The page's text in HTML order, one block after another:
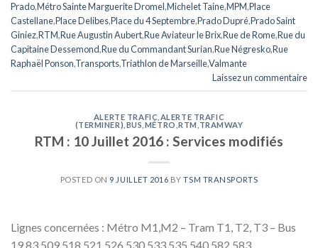
Prado,Métro Sainte Marguerite Dromel,Michelet Taine,MPM,Place
Castellane,Place Delibes,Place du 4 Septembre,Prado Dupré,Prado Saint
Giniez,RTM,Rue Augustin Aubert,Rue Aviateur le Brix,Rue de Rome,Rue du
Capitaine Dessemond,Rue du Commandant Surian,Rue Négresko,Rue
Raphaël Ponson,Transports,Triathlon de Marseille,Valmante
Laissez un commentaire
ALERTE TRAFIC ALERTE TRAFIC
(TERMINER) BUS MÉTRO ,RTM TRAMWAY
RTM : 10 Juillet 2016 : Services modifiés
POSTED ON 9 JUILLET 2016 BYTSM TRANSPORTS
Lignes concernées : Métro M1,M2 – Tram T1, T2, T3 – Bus
19,83,509,518,521,526,530,533,535,540,582,583